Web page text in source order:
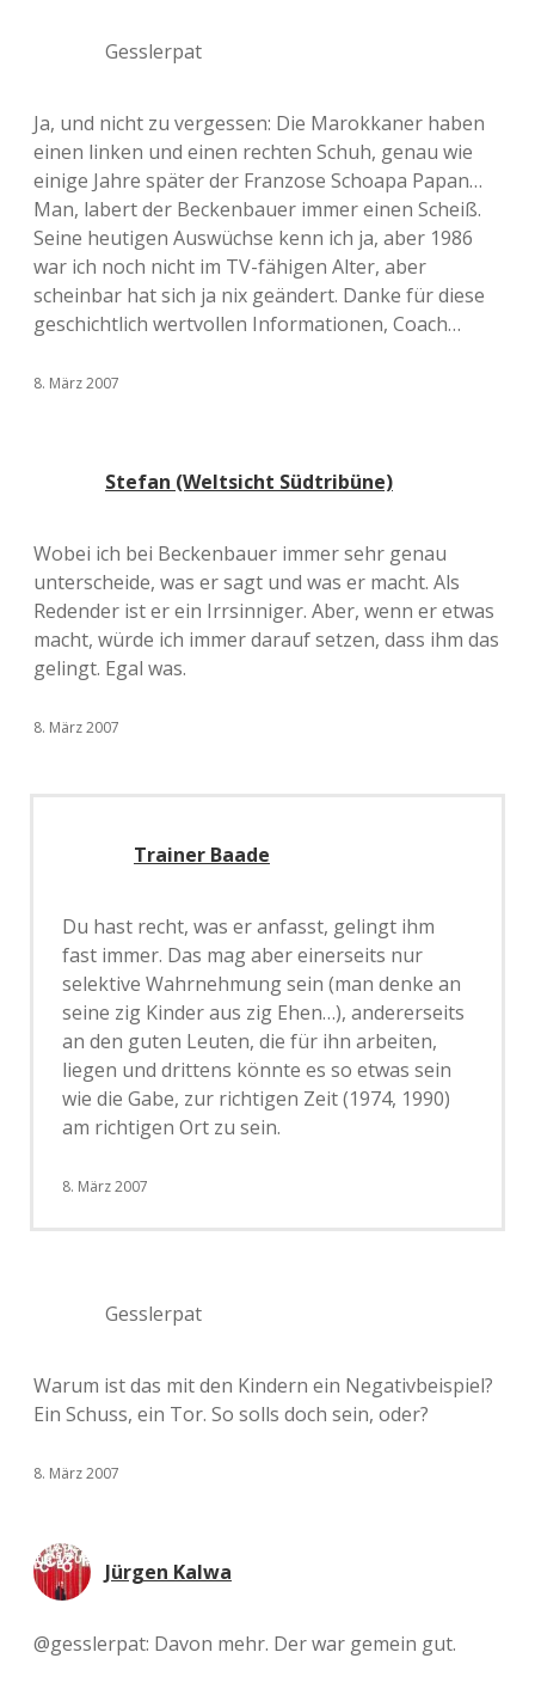
Gesslerpat
Ja, und nicht zu vergessen: Die Marokkaner haben
einen linken und einen rechten Schuh, genau wie
einige Jahre später der Franzose Schoapa Papan…
Man, labert der Beckenbauer immer einen Scheiß.
Seine heutigen Auswüchse kenn ich ja, aber 1986
war ich noch nicht im TV-fähigen Alter, aber
scheinbar hat sich ja nix geändert. Danke für diese
geschichtlich wertvollen Informationen, Coach…
8. März 2007
Stefan (Weltsicht Südtribüne)
Wobei ich bei Beckenbauer immer sehr genau
unterscheide, was er sagt und was er macht. Als
Redender ist er ein Irrsinniger. Aber, wenn er etwas
macht, würde ich immer darauf setzen, dass ihm das
gelingt. Egal was.
8. März 2007
Trainer Baade
Du hast recht, was er anfasst, gelingt ihm
fast immer. Das mag aber einerseits nur
selektive Wahrnehmung sein (man denke an
seine zig Kinder aus zig Ehen…), andererseits
an den guten Leuten, die für ihn arbeiten,
liegen und drittens könnte es so etwas sein
wie die Gabe, zur richtigen Zeit (1974, 1990)
am richtigen Ort zu sein.
8. März 2007
Gesslerpat
Warum ist das mit den Kindern ein Negativbeispiel?
Ein Schuss, ein Tor. So solls doch sein, oder?
8. März 2007
Jürgen Kalwa
@gesslerpat: Davon mehr. Der war gemein gut.